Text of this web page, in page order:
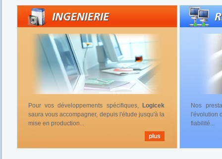
Pour vos développements spécifiques,
Logicek
saura vous accompagner, depuis l'étude jusqu'à la
mise en production...
plus
Nos
l'évolution
fiabilité...